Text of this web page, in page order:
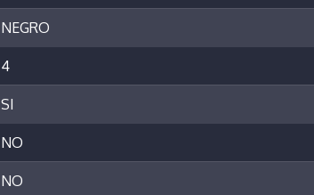
NEGRO
4
SI
NO
NO